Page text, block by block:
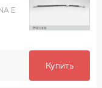
E
Купить